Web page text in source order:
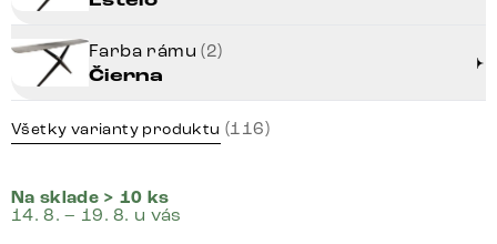
Farba rámu(2)
Čierna
Všetky varianty produktu (116)
Na sklade > 10 ks
14. 8. – 19. 8. u vás